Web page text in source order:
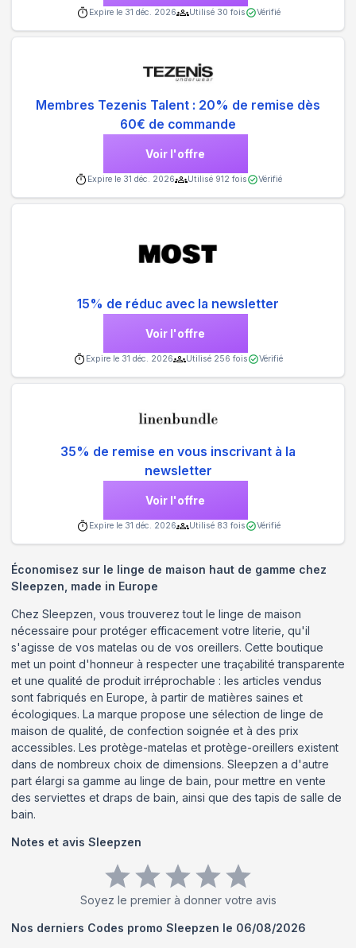
Expire le 31 déc. 2026 Utilisé 30 fois Vérifié
Membres Tezenis Talent : 20% de remise dès
60€ de commande
Voir l'offre
Expire le 31 déc. 2026 Utilisé 912 fois Vérifié
15% de réduc avec la newsletter
Voir l'offre
Expire le 31 déc. 2026 Utilisé 256 fois Vérifié
35% de remise en vous inscrivant à la
newsletter
Voir l'offre
Expire le 31 déc. 2026 Utilisé 83 fois Vérifié
Économisez sur le linge de maison haut de gamme chez
Sleepzen, made in Europe
Chez Sleepzen, vous trouverez tout le linge de maison
nécessaire pour protéger efficacement votre literie, qu'il
s'agisse de vos matelas ou de vos oreillers. Cette boutique
met un point d'honneur à respecter une traçabilité transparente
et une qualité de produit irréprochable : les articles vendus
sont fabriqués en Europe, à partir de matières saines et
écologiques. La marque propose une sélection de linge de
maison de qualité, de confection soignée et à des prix
accessibles. Les protège-matelas et protège-oreillers existent
dans de nombreux choix de dimensions. Sleepzen a d'autre
part élargi sa gamme au linge de bain, pour mettre en vente
des serviettes et draps de bain, ainsi que des tapis de salle de
bain.
Notes et avis Sleepzen
Soyez le premier à donner votre avis
Nos derniers Codes promo Sleepzen le 06/08/2026